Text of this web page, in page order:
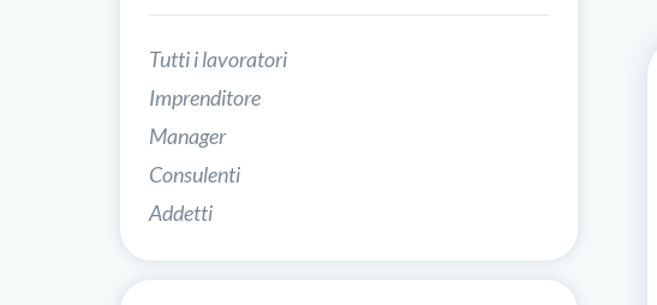
Tutti i lavoratori
Imprenditore
Manager
Consulenti
Addetti